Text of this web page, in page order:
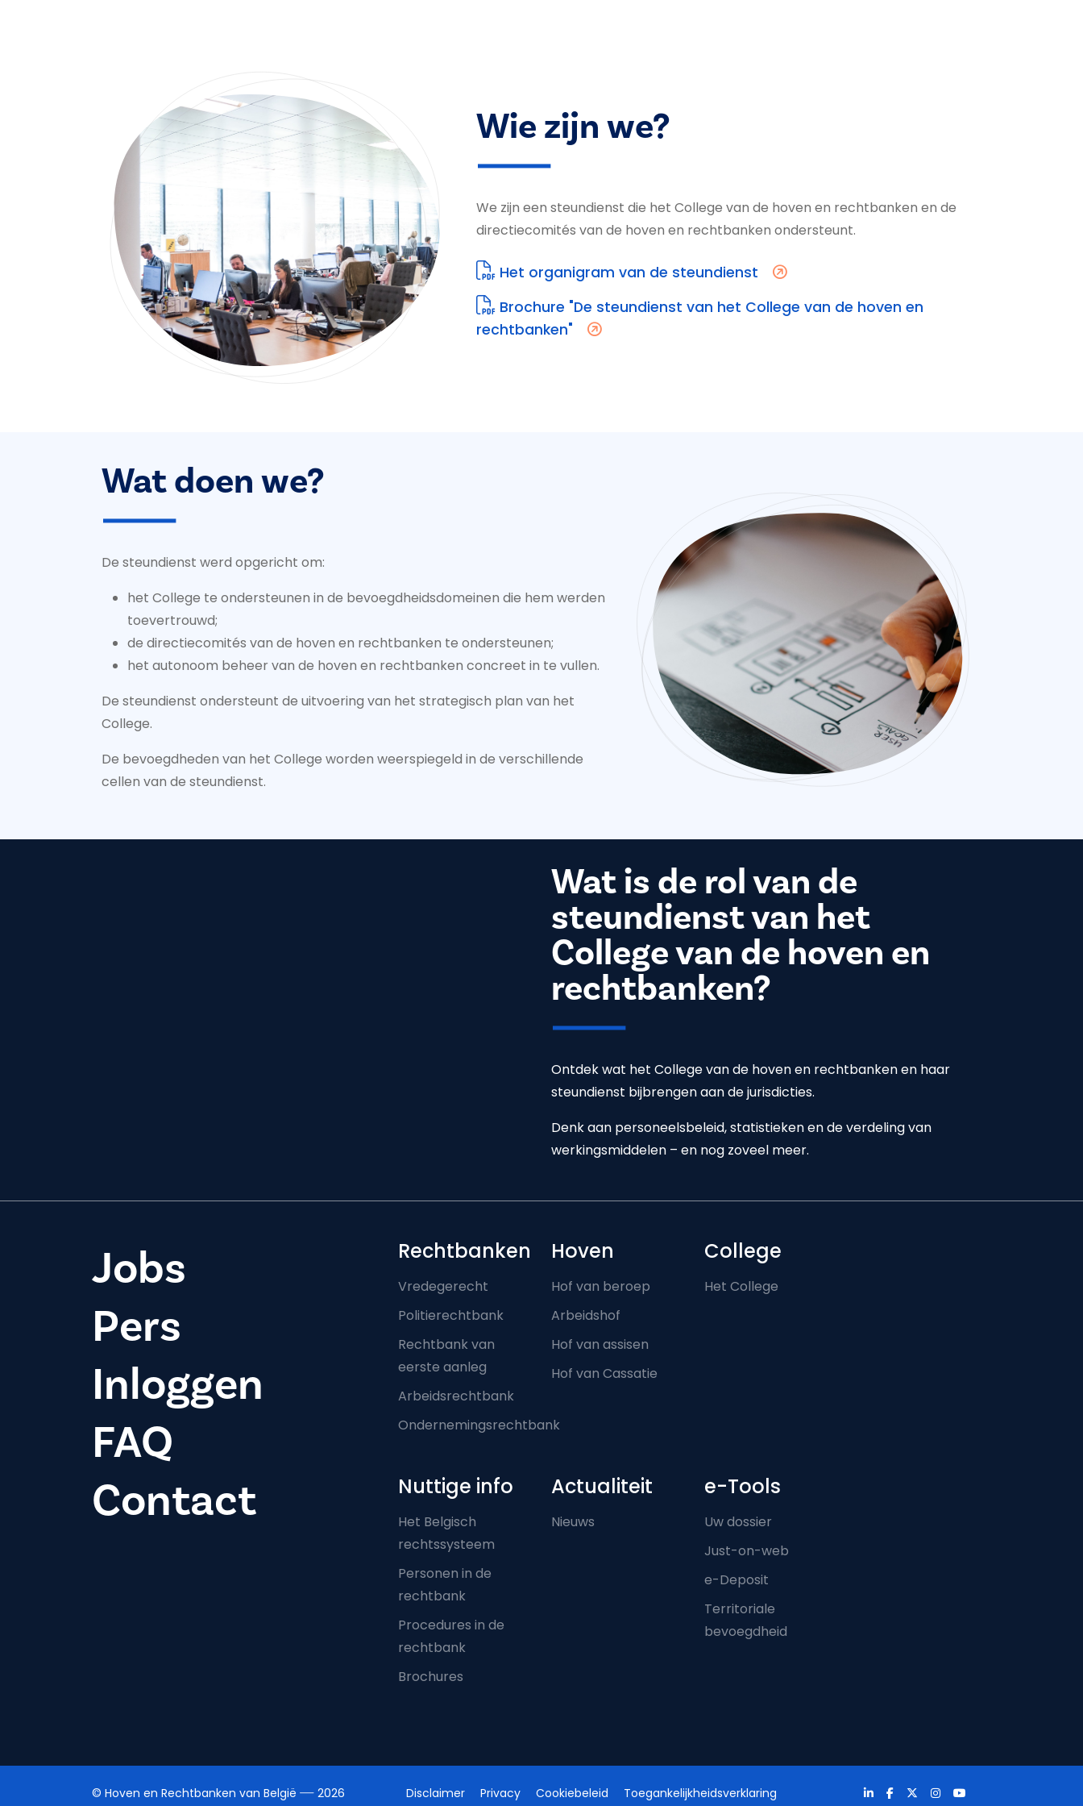
Wie zijn we?
We zijn een steundienst die het College van de hoven en rechtbanken en de
directiecomités van de hoven en rechtbanken ondersteunt.
Het organigram van de steundienst
Brochure "De steundienst van het College van de hoven en
rechtbanken"
Wat doen we?
De steundienst werd opgericht om:
het College te ondersteunen in de bevoegdheidsdomeinen die hem werden
toevertrouwd;
de directiecomités van de hoven en rechtbanken te ondersteunen;
het autonoom beheer van de hoven en rechtbanken concreet in te vullen.
De steundienst ondersteunt de uitvoering van het strategisch plan van het
College.
De bevoegdheden van het College worden weerspiegeld in de verschillende
cellen van de steundienst.
Wat is de rol van de
steundienst van het
College van de hoven en
rechtbanken?
Ontdek wat het College van de hoven en rechtbanken en haar
steundienst bijbrengen aan de jurisdicties.
Denk aan personeelsbeleid, statistieken en de verdeling van
werkingsmiddelen – en nog zoveel meer.
Jobs
Pers
Inloggen
FAQ
Contact
Footer-menu
Rechtbanken
Vredegerecht
Politierechtbank
Rechtbank van
eerste aanleg
Arbeidsrechtbank
Ondernemingsrechtbank
Hoven
Hof van beroep
Arbeidshof
Hof van assisen
Hof van Cassatie
College
Het College
Nuttige info
Het Belgisch
rechtssysteem
Personen in de
rechtbank
Procedures in de
rechtbank
Brochures
Actualiteit
Nieuws
e-Tools
Uw dossier
Just-on-web
e-Deposit
Territoriale
bevoegdheid
© Hoven en Rechtbanken van België 2026 Disclaimer Privacy Cookiebeleid Toegankelijkheidsverklaring